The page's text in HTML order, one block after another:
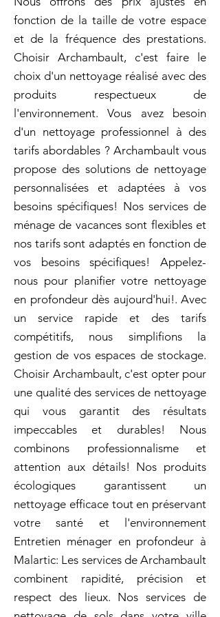
fonction de la taille de votre espace
et de la fréquence des prestations.
Choisir Archambault, c'est faire le
choix d'un nettoyage réalisé avec des
produits respectueux de
l'environnement. Vous avez besoin
d'un nettoyage professionnel à des
tarifs abordables ? Archambault vous
propose des solutions de nettoyage
personnalisées et adaptées à vos
besoins spécifiques! Nos services de
ménage de vacances sont flexibles et
nos tarifs sont adaptés en fonction de
vos besoins spécifiques! Appelez-
nous pour planifier votre nettoyage
en profondeur dès aujourd'hui!. Avec
un service rapide et des tarifs
compétitifs, nous simplifions la
gestion de vos espaces de stockage.
Choisir Archambault, c'est opter pour
une qualité des services de nettoyage
qui vous garantit des résultats
impeccables et durables! Nous
combinons professionnalisme et
attention aux détails! Nos produits
écologiques garantissent un
nettoyage efficace tout en préservant
votre santé et l'environnement
Entretien ménager en profondeur à
Malartic: Les services de Archambault
combinent rapidité, précision et
respect des lieux. Nos services de